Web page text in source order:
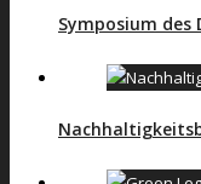
Symposium